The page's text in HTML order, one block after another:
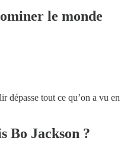
le monde
dépasse tout ce qu’on a vu en
Bo Jackson ?